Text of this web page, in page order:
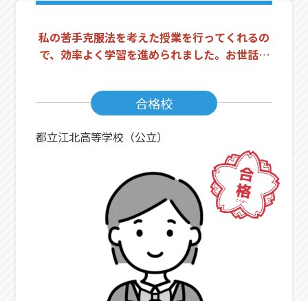
私の苦手克服法を考えた授業を行ってくれるの
で、効率よく学習を進められました。お世話に
合格校
都立江北高等学校（公立）